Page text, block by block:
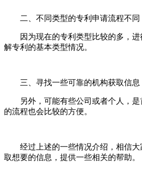
二、不同类型的专利申请流程不同
因为现在的专利类型比较的多，进
解专利的基本类型情况。
三、寻找一些可靠的机构获取信息
另外，可能有些公司或者个人，是
的流程也会比较的方便。
经过上述的一些情况介绍，相信大
取想要的信息，提供一些相关的帮助。